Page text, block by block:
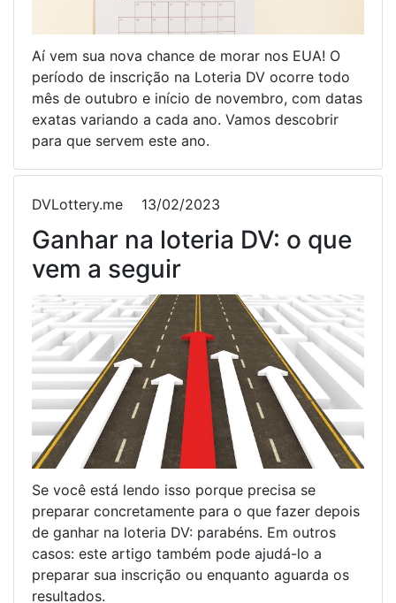
Aí vem sua nova chance de morar nos EUA! O
período de inscrição na Loteria DV ocorre todo
mês de outubro e início de novembro, com datas
exatas variando a cada ano. Vamos descobrir
para que servem este ano.
DVLottery.me 13/02/2023
Ganhar na loteria DV: o que
vem a seguir
Se você está lendo isso porque precisa se
preparar concretamente para o que fazer depois
de ganhar na loteria DV: parabéns. Em outros
casos: este artigo também pode ajudá-lo a
preparar sua inscrição ou enquanto aguarda os
resultados.